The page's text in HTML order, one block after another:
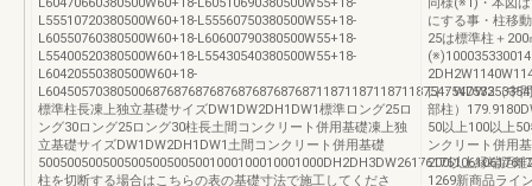
L55510720380500W60+18-L55560750380500W55+18-
L60550760380500W60+18-L60600790380500W55+18-
L55400520380500W60+18-L55430540380500W55+18-
L60420550380500W60+18-
標準柱長凍上独立基礎サイズDW1DW2DH1DW1標準ロング25ロ
ング30ロング25ロング30柱長土間コンクリート併用基礎凍上独
立基礎サイズDW1DW2DH1DW1土間コンクリート併用基礎
柱を切断する場合はこちらの表の基礎寸法で施工してくださ
にする事・柱移
25は標準柱＋
口：WDW2（中
部柱）
50以上100以上
ンクリート併用
200以上縁端距離
1269新商品ライ